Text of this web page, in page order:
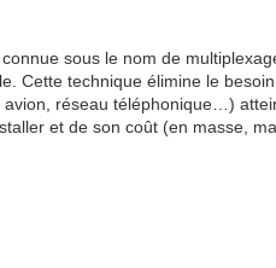
sous le nom de
Cette technique élimine le
réseau téléphonique…)
et de son coût (en masse,